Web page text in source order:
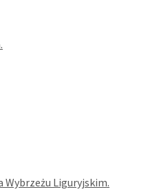
Wybrzeżu Liguryjskim.